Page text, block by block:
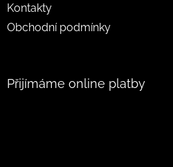
Kontakty
Obchodní podmínky
Přijímáme online platby